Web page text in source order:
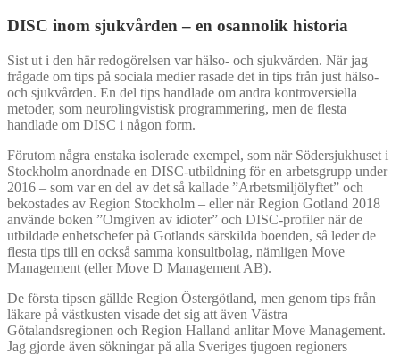
DISC inom sjukvården – en osannolik historia
Sist ut i den här redogörelsen var hälso- och sjukvården. När jag
frågade om tips på sociala medier rasade det in tips från just hälso-
och sjukvården. En del tips handlade om andra kontroversiella
metoder, som neurolingvistisk programmering, men de flesta
handlade om DISC i någon form.
Förutom några enstaka isolerade exempel, som när Södersjukhuset i
Stockholm anordnade en DISC-utbildning för en arbetsgrupp under
2016 – som var en del av det så kallade ”Arbetsmiljölyftet” och
bekostades av Region Stockholm – eller när Region Gotland 2018
använde boken ”Omgiven av idioter” och DISC-profiler när de
utbildade enhetschefer på Gotlands särskilda boenden, så leder de
flesta tips till en också samma konsultbolag, nämligen Move
Management (eller Move D Management AB).
De första tipsen gällde Region Östergötland, men genom tips från
läkare på västkusten visade det sig att även Västra
Götalandsregionen och Region Halland anlitar Move Management.
Jag gjorde även sökningar på alla Sveriges tjugoen regioners